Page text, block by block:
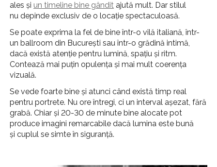
ales și un timeline bine gândit ajută mult. Dar stilul
nu depinde exclusiv de o locație spectaculoasă.
Se poate exprima la fel de bine într-o vilă italiană, într-
un ballroom din București sau într-o grădină intimă,
dacă există atenție pentru lumină, spațiu și ritm.
Contează mai puțin opulența și mai mult coerența
vizuală.
Se vede foarte bine și atunci când există timp real
pentru portrete. Nu ore întregi, ci un interval așezat, fără
grabă. Chiar și 20-30 de minute bine alocate pot
produce imagini remarcabile dacă lumina este bună
și cuplul se simte în siguranță.